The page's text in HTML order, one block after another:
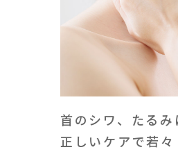
首のシワ、たる
正しいケアで若